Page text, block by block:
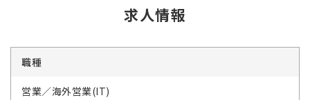
求人情報
職種
営業／海外営業(IT)